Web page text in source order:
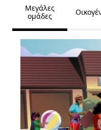
Μεγάλες
ομάδες